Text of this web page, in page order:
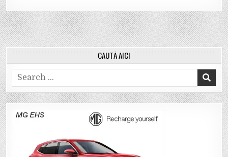
CAUTĂ AICI
Search
for: